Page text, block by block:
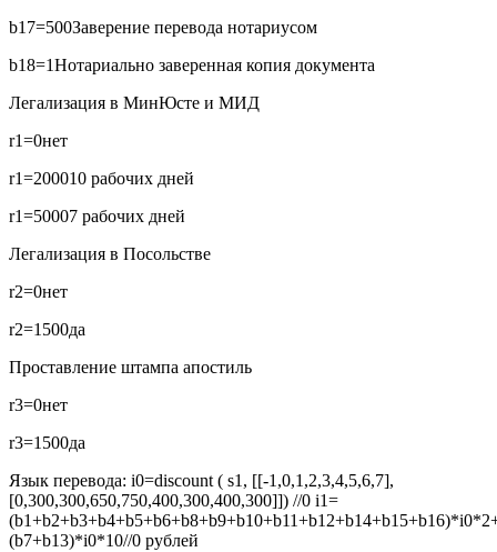
b17=500Заверение перевода нотариусом
b18=1Нотариально заверенная копия документа
Легализация в МинЮсте и МИД
r1=0нет
r1=200010 рабочих дней
r1=50007 рабочих дней
Легализация в Посольстве
r2=0нет
r2=1500да
Проставление штампа апостиль
r3=0нет
r3=1500да
Язык перевода: i0=discount ( s1, [[-1,0,1,2,3,4,5,6,7],
[0,300,300,650,750,400,300,400,300]]) //0 i1=
(b7+b13)*i0*10//0 рублей